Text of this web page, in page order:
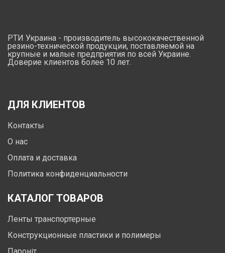
РТИ Украина - производитель высококачественной
резино-технической продукции, поставляемой на
крупные и малые предприятия по всей Украине.
Доверие клиентов более 10 лет.
ДЛЯ КЛИЕНТОВ
Контакты
О нас
Оплата и доставка
Политика конфиденциальности
КАТАЛОГ ТОВАРОВ
Ленты транспортерные
Конструкционные пластики и полимеры